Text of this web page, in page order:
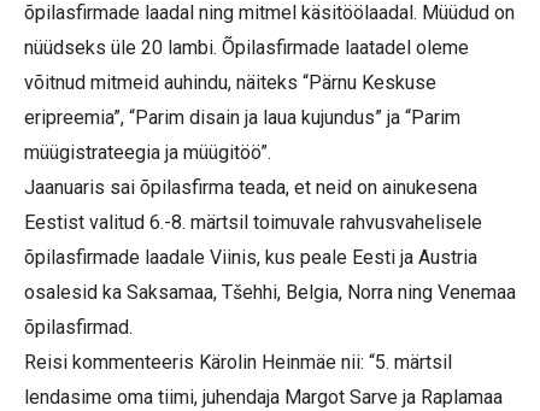
õpilasfirmade laadal ning mitmel käsitöölaadal. Müüdud on
nüüdseks üle 20 lambi. Õpilasfirmade laatadel oleme
võitnud mitmeid auhindu, näiteks “Pärnu Keskuse
eripreemia”, “Parim disain ja laua kujundus” ja “Parim
müügistrateegia ja müügitöö”.
Jaanuaris sai õpilasfirma teada, et neid on ainukesena
Eestist valitud 6.-8. märtsil toimuvale rahvusvahelisele
õpilasfirmade laadale Viinis, kus peale Eesti ja Austria
osalesid ka Saksamaa, Tšehhi, Belgia, Norra ning Venemaa
õpilasfirmad.
Reisi kommenteeris Kärolin Heinmäe nii: “5. märtsil
lendasime oma tiimi, juhendaja Margot Sarve ja Raplamaa